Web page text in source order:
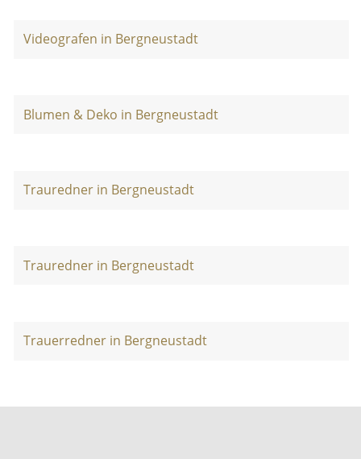
Videografen in Bergneustadt
Blumen & Deko in Bergneustadt
Trauredner in Bergneustadt
Trauredner in Bergneustadt
Trauerredner in Bergneustadt